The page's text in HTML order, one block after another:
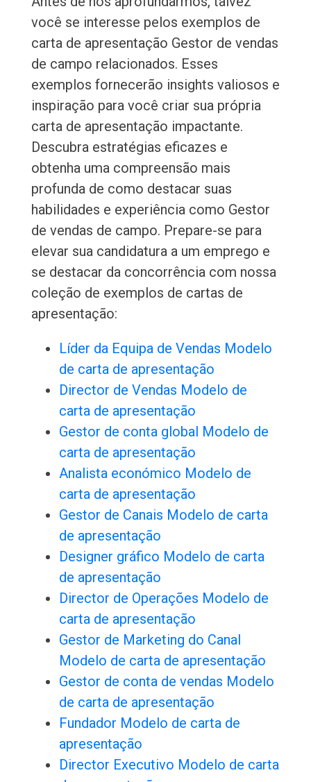
você se interesse pelos exemplos de
carta de apresentação Gestor de vendas
de campo relacionados. Esses
exemplos fornecerão insights valiosos e
inspiração para você criar sua própria
carta de apresentação impactante.
Descubra estratégias eficazes e
obtenha uma compreensão mais
profunda de como destacar suas
habilidades e experiência como Gestor
de vendas de campo. Prepare-se para
elevar sua candidatura a um emprego e
se destacar da concorrência com nossa
coleção de exemplos de cartas de
apresentação:
Líder da Equipa de Vendas Modelo
de carta de apresentação
Director de Vendas Modelo de
carta de apresentação
Gestor de conta global Modelo de
carta de apresentação
Analista económico Modelo de
carta de apresentação
Gestor de Canais Modelo de carta
de apresentação
Designer gráfico Modelo de carta
de apresentação
Director de Operações Modelo de
carta de apresentação
Gestor de Marketing do Canal
Modelo de carta de apresentação
Gestor de conta de vendas Modelo
de carta de apresentação
Fundador Modelo de carta de
apresentação
Director Executivo Modelo de carta